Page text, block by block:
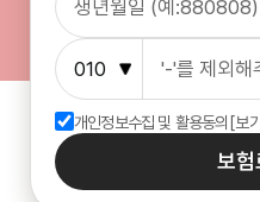
개인정보수집 및 활용동의 [보
보험